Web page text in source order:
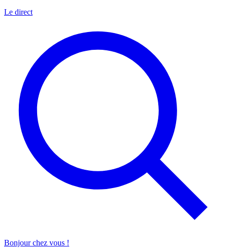
Le direct
Bonjour chez vous !